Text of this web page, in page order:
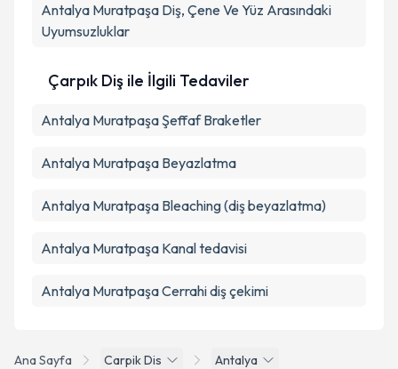
Ana Sayfa Carpik Dis
Antalya
Antalya Muratpaşa Diş, Çene Ve Yüz Arasındaki
Uyumsuzluklar
Çarpık Diş ile İlgili Tedaviler
Antalya Muratpaşa Şeffaf Braketler
Antalya Muratpaşa Beyazlatma
Antalya Muratpaşa Bleaching (diş beyazlatma)
Antalya Muratpaşa Kanal tedavisi
Antalya Muratpaşa Cerrahi diş çekimi